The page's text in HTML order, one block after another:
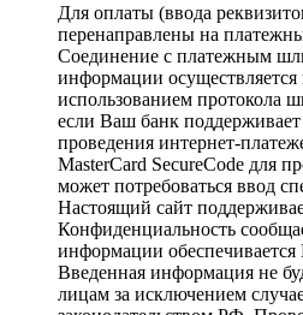
Для оплаты (ввода
перенаправлены на
Соединение с платежным
информации
использованием протокола
если Ваш банк
проведения интернет-
MasterCard SecureCode для
может потребоваться ввод
Настоящий сайт
Конфиденциальность
информации
Введенная информация не
лицам за исключением